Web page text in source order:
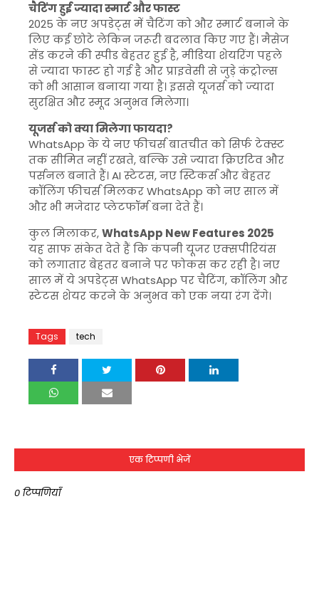
चैटिंग हुई ज्यादा स्मार्ट और फास्ट
2025 के नए अपडेट्स में चैटिंग को और स्मार्ट बनाने के
लिए कई छोटे लेकिन जरूरी बदलाव किए गए हैं। मैसेज
सेंड करने की स्पीड बेहतर हुई है, मीडिया शेयरिंग पहले
से ज्यादा फास्ट हो गई है और प्राइवेसी से जुड़े कंट्रोल्स
को भी आसान बनाया गया है। इससे यूजर्स को ज्यादा
सुरक्षित और स्मूद अनुभव मिलेगा।
यूजर्स को क्या मिलेगा फायदा?
WhatsApp के ये नए फीचर्स बातचीत को सिर्फ टेक्स्ट
तक सीमित नहीं रखते, बल्कि उसे ज्यादा क्रिएटिव और
पर्सनल बनाते हैं। AI स्टेटस, नए स्टिकर्स और बेहतर
कॉलिंग फीचर्स मिलकर WhatsApp को नए साल में
और भी मजेदार प्लेटफॉर्म बना देते हैं।
कुल मिलाकर,WhatsApp New Features 2025
यह साफ संकेत देते हैं कि कंपनी यूजर एक्सपीरियंस
को लगातार बेहतर बनाने पर फोकस कर रही है। नए
साल में ये अपडेट्स WhatsApp पर चैटिंग, कॉलिंग और
स्टेटस शेयर करने के अनुभव को एक नया रंग देंगे।
Tags tech
एक टिप्पणी भेजें
0 टिप्पणियाँ